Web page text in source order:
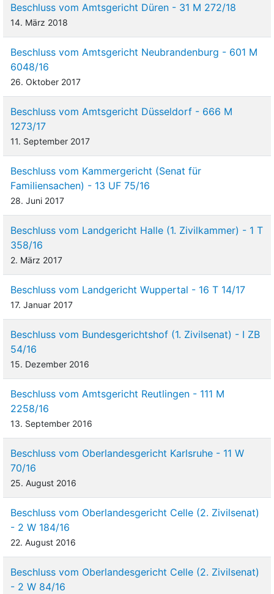
Beschluss vom Amtsgericht Düren - 31 M 272/18
14. März 2018
Beschluss vom Amtsgericht Neubrandenburg - 601 M
6048/16
26. Oktober 2017
Beschluss vom Amtsgericht Düsseldorf - 666 M
1273/17
11. September 2017
Beschluss vom Kammergericht (Senat für
Familiensachen) - 13 UF 75/16
28. Juni 2017
Beschluss vom Landgericht Halle (1. Zivilkammer) - 1 T
358/16
2. März 2017
Beschluss vom Landgericht Wuppertal - 16 T 14/17
17. Januar 2017
Beschluss vom Bundesgerichtshof (1. Zivilsenat) - I ZB
54/16
15. Dezember 2016
Beschluss vom Amtsgericht Reutlingen - 111 M
2258/16
13. September 2016
Beschluss vom Oberlandesgericht Karlsruhe - 11 W
70/16
25. August 2016
Beschluss vom Oberlandesgericht Celle (2. Zivilsenat)
- 2 W 184/16
22. August 2016
Beschluss vom Oberlandesgericht Celle (2. Zivilsenat)
- 2 W 84/16